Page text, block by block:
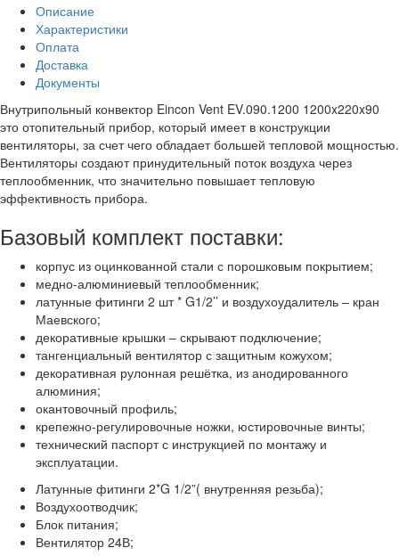
Описание
Характеристики
Оплата
Доставка
Документы
Внутрипольный конвектор Eincon Vent EV.090.1200 1200x220x90
это отопительный прибор, который имеет в конструкции
вентиляторы, за счет чего обладает большей тепловой мощностью.
Вентиляторы создают принудительный поток воздуха через
теплообменник, что значительно повышает тепловую
эффективность прибора.
Базовый комплект поставки:
корпус из оцинкованной стали с порошковым покрытием;
медно-алюминиевый теплообменник;
латунные фитинги 2 шт * G1/2’’ и воздухоудалитель – кран
Маевского;
декоративные крышки – скрывают подключение;
тангенциальный вентилятор с защитным кожухом;
декоративная рулонная решётка, из анодированного
алюминия;
окантовочный профиль;
крепежно-регулировочные ножки, юстировочные винты;
технический паспорт с инструкцией по монтажу и
эксплуатации.
Латунные фитинги 2*G 1/2”( внутренняя резьба);
Воздухоотводчик;
Блок питания;
Вентилятор 24В;